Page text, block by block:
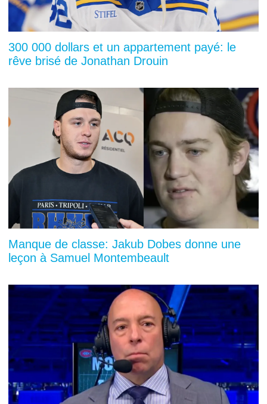
300 000 dollars et un appartement payé: le
rêve brisé de Jonathan Drouin
Manque de classe: Jakub Dobes donne une
leçon à Samuel Montembeault